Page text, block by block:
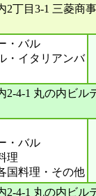
2丁目3-1 三菱商
・バル
・イタリアンバ
2-4-1 丸の内ビル
・バル
理
国料理・その他
2-4-1 丸の内ビル